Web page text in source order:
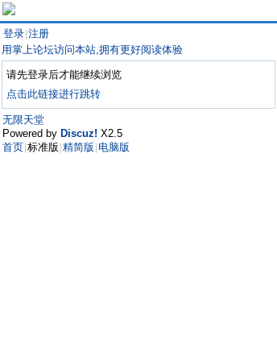
登录 注册
用掌上论坛访问本站,拥有更好阅读体验
请先登录后才能继续浏览
点击此链接进行跳转
无限天堂
Powered by Discuz! X2.5
首页 标准版 精简版 电脑版